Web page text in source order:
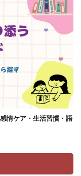
情ケア・生活習慣・語